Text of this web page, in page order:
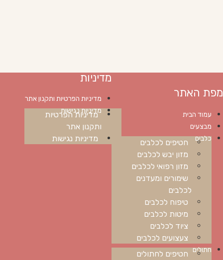
מפת האתר
עמוד הבית
מבצעים
כלבים
חטיפים לכלבים
מזון יבש לכלבים
מזון רפואי לכלבים
שימורים ומעדנים
לכלבים
טיפוח לכלבים
מיטות לכלבים
ציוד לכלבים
צעצועים לכלבים
חתולים חטיפים לחתולים
מדיניות
מדיניות הפרטיות ותקנון אתר
מדיניות נגישות
מדיניות הפרטיות
ותקנון אתר
מדיניות נגישות